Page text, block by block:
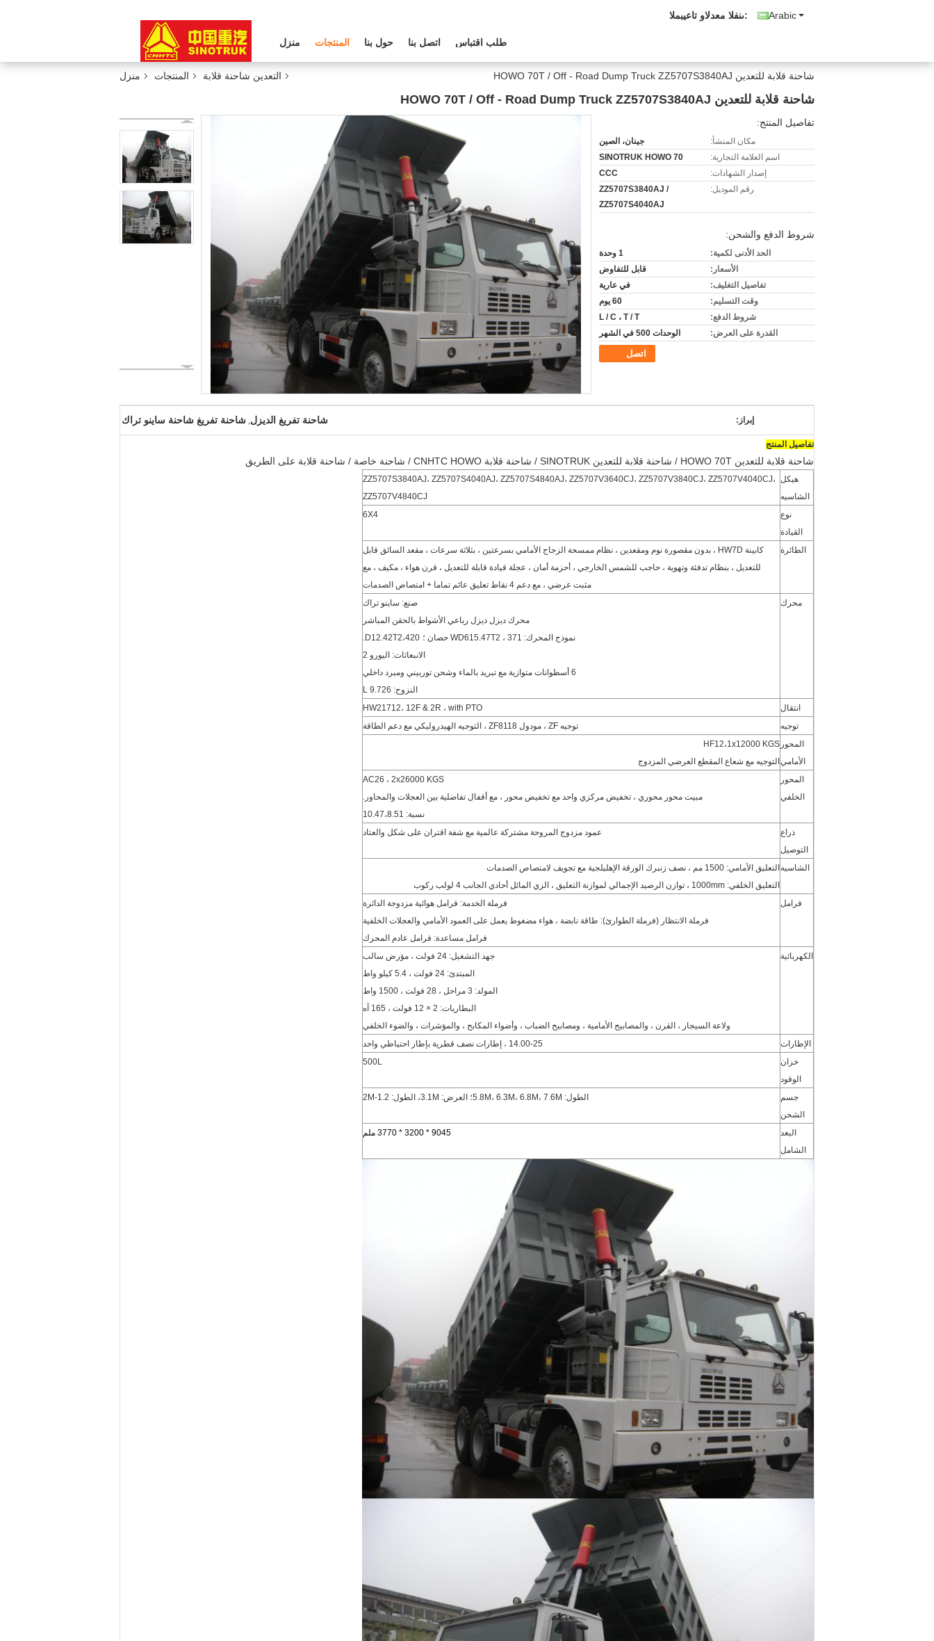
Arabic المبيعات والدعم الفنى:
منزل المنتجات حول بنا اتصل بنا طلب اقتباس
منزل المنتجات التعدين شاحنة قلابة شاحنة قلابة للتعدين HOWO 70T / Off - Road Dump Truck ZZ5707S3840AJ
شاحنة قلابة للتعدين HOWO 70T / Off - Road Dump Truck ZZ5707S3840AJ
تفاصيل المنتج:
مكان المنشأ:
جينان، الصين
اسم العلامة التجارية:
SINOTRUK HOWO 70
إصدار الشهادات:
CCC
رقم الموديل:
ZZ5707S3840AJ /
ZZ5707S4040AJ
شروط الدفع والشحن:
الحد الأدنى لكمية:
1 وحدة
الأسعار:
قابل للتفاوض
تفاصيل التغليف:
في عارية
وقت التسليم:
60 يوم
شروط الدفع:
L / C ، T / T
القدرة على العرض:
الوحدات 500 في الشهر
اتصل
إبراز: شاحنة تفريغ الديزل, شاحنة تفريغ شاحنة ساينو تراك
تفاصيل المنتج
شاحنة قلابة للتعدين HOWO 70T / شاحنة قلابة للتعدين SINOTRUK / شاحنة قلابة CNHTC HOWO / شاحنة خاصة / شاحنة قلابة على الطريق
هيكل
الشاسيه
ZZ5707S3840AJ، ZZ5707S4040AJ، ZZ5707S4840AJ، ZZ5707V3640CJ، ZZ5707V3840CJ، ZZ5707V4040CJ،
ZZ5707V4840CJ
نوع
القيادة
6X4
الطائرة
كابينة HW7D ، بدون مقصورة نوم ومقعدين ، نظام ممسحة الزجاج الأمامي بسرعتين ، بثلاثة سرعات ، مقعد السائق قابل
للتعديل ، بنظام تدفئة وتهوية ، حاجب للشمس الخارجي ، أحزمة أمان ، عجلة قيادة قابلة للتعديل ، قرن هواء ، مكيف ، مع
مثبت عرضي ، مع دعم 4 نقاط تعليق عائم تماما + امتصاص الصدمات
محرك
صنع: ساينو تراك
محرك ديزل ديزل رباعي الأشواط بالحقن المباشر
نموذج المحرك: ، 371 حصان ؛
D12.42T2،420.
الانبعاثات: اليورو 2
6 أسطوانات متوازية مع تبريد بالماء وشحن توربيني ومبرد داخلي
النزوح: 9.726 L
انتقال
HW21712، 12F & 2R ، with PTO
توجيه
توجيه ZF ، مودول ZF8118 ، التوجيه الهيدروليكي مع دعم الطاقة
المحور
الأمامي
HF12،1x12000 KGS
التوجيه مع شعاع المقطع العرضي المزدوج
المحور
الخلفي
AC26 ، 2x26000 KGS
مبيت محور محوري ، تخفيض مركزي واحد مع تخفيض محور ، مع أقفال تفاضلية بين العجلات والمحاور.
نسبة: 10.47،8.51
ذراع
التوصيل
عمود مزدوج المروحة مشتركة عالمية مع شفة اقتران على شكل والعتاد
الشاسيه التعليق الأمامي: 1500 مم ، نصف زنبرك الورقة الإهليلجية مع تجويف لامتصاص الصدمات
التعليق الخلفي: 1000mm ، توازن الرصيد الإجمالي لموازنة التعليق ، الزي المائل أحادي الجانب 4 لولب ركوب
فرامل
فرملة الخدمة: فرامل هوائية مزدوجة الدائرة
فرملة الانتظار (فرملة الطوارئ): طاقة نابضة ، هواء مضغوط يعمل على العمود الأمامي والعجلات الخلفية
فرامل مساعدة: فرامل عادم المحرك
الكهربائية
جهد التشغيل: 24 فولت ، مؤرض سالب
المبتدئ: 24 فولت ، 5.4 كيلو واط
المولد: 3 مراحل ، 28 فولت ، 1500 واط
البطاريات: 2 × 12 فولت ، 165 آه
ولاعة السيجار ، القرن ، والمصابيح الأمامية ، ومصابيح الضباب ، وأضواء المكابح ، والمؤشرات ، والضوء الخلفي
الإطارات
14.00-25 ، إطارات نصف قطرية بإطار
احتياطي واحد
خزان
الوقود
500L
جسم
الشحن
الطول: 5.8M، 6.3M، 6.8M، 7.6M؛ العرض: 3.1M، الطول: 1.2-2M
البعد
الشامل
9045 * 3200 * 3770 ملم